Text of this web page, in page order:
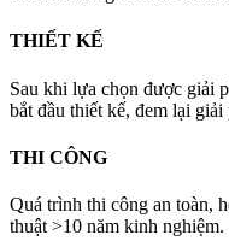
THIẾT KẾ
Sau khi lựa chọn được giải
bắt đầu thiết kế, đem lại
THI CÔNG
Quá trình thi công an toàn,
thuật >10 năm kinh nghiệm.